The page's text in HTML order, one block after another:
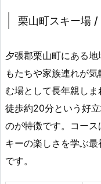
栗山町スキー場
夕張郡栗山町にある
もたちや家族連れが
む場として長年親し
徒歩約20分という好
のが特徴です。コー
キーの楽しさを学ぶ
です。